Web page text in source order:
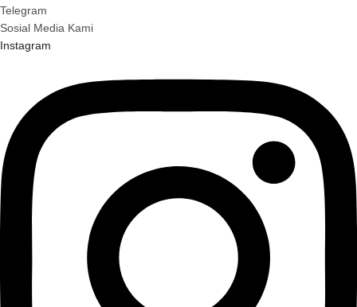
Telegram
Sosial Media Kami
Instagram